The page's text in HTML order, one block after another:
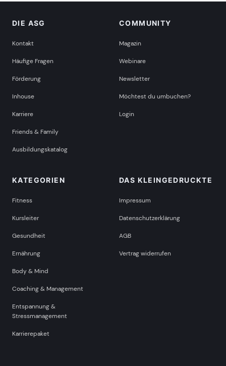
DIE ASG
Kontakt
Häufige Fragen
Förderung
Inhouse
Karriere
Friends & Family
Ausbildungskatalog
COMMUNITY
Magazin
Webinare
Newsletter
Möchtest du umbuchen?
Login
KATEGORIEN
Fitness
Kursleiter
Gesundheit
Ernährung
Body & Mind
Coaching & Management
Entspannung &
Stressmanagement
Karrierepaket
DAS KLEINGEDRUCKTE
Impressum
Datenschutzerklärung
AGB
Vertrag widerrufen